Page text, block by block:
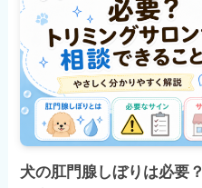
犬の肛門腺しぼりは必要